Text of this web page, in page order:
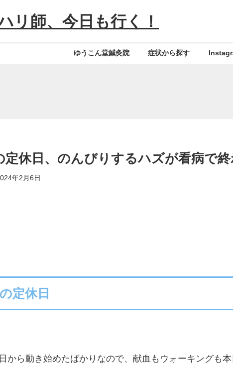
リ師、今日も行く！
ゆうこん堂鍼灸院 症状から探す
定休日、のんびりするハズが看病で
年2月6日
定休日
から動き始めたばかりなので、献血もウォーキングも本